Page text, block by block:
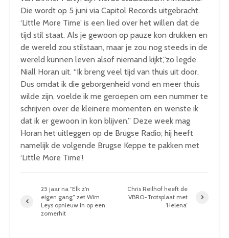
Die wordt op 5 juni via Capitol Records uitgebracht.
‘Little More Time’ is een lied over het willen dat de
tijd stil staat. Als je gewoon op pauze kon drukken en
de wereld zou stilstaan, maar je zou nog steeds in de
wereld kunnen leven alsof niemand kijkt,”zo legde
Niall Horan uit. “Ik breng veel tijd van thuis uit door.
Dus omdat ik die geborgenheid vond en meer thuis
wilde zijn, voelde ik me geroepen om een nummer te
schrijven over de kleinere momenten en wenste ik
dat ik er gewoon in kon blijven.” Deze week mag
Horan het uitleggen op de Brugse Radio; hij heeft
namelijk de volgende Brugse Keppe te pakken met
‘Little More Time’!
25 jaar na “Elk z’n
eigen gang” zet Wim
Leys opnieuw in op een
zomerhit
Chris Reilhof heeft de
VBRO-Trotsplaat met
‘Helena’